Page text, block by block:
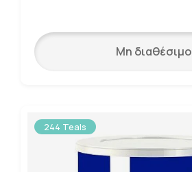
Μη διαθέσιμο
244 Teals